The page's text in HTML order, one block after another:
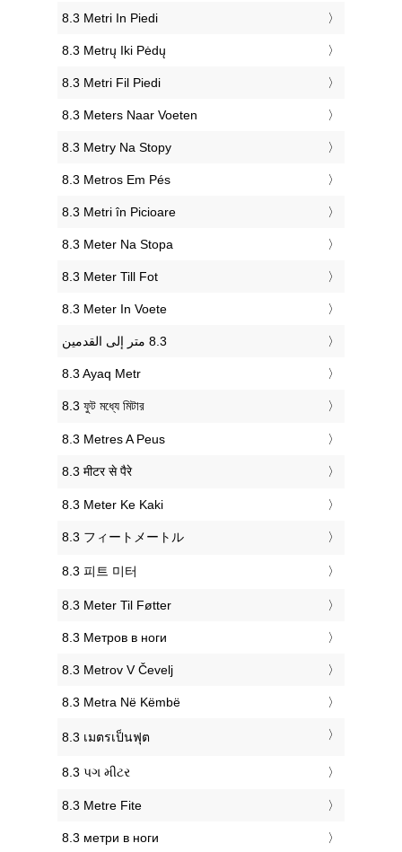
‎8.3 Metri In Piedi
‎8.3 Metrų Iki Pėdų
‎8.3 Metri Fil Piedi
‎8.3 Meters Naar Voeten
‎8.3 Metry Na Stopy
‎8.3 Metros Em Pés
‎8.3 Metri în Picioare
‎8.3 Meter Na Stopa
‎8.3 Meter Till Fot
‎8.3 Meter In Voete
‎8.3 Ayaq Metr
‎8.3 ফুট মধ্যে মিটার
‎8.3 Metres A Peus
‎8.3 मीटर से पैरे
‎8.3 Meter Ke Kaki
‎8.3 フィートメートル
‎8.3 피트 미터
‎8.3 Meter Til Føtter
‎8.3 Метров в ноги
‎8.3 Metrov V Čevelj
‎8.3 Metra Në Këmbë
‎8.3 เมตรเป็นฟุต
‎8.3 પગ મીટર
‎8.3 Metre Fite
‎8.3 метри в ноги